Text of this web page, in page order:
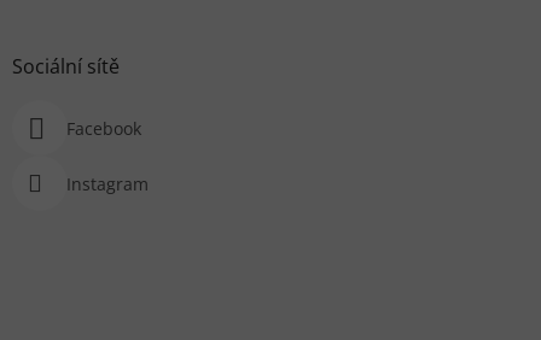
Sociální sítě
Facebook
Instagram